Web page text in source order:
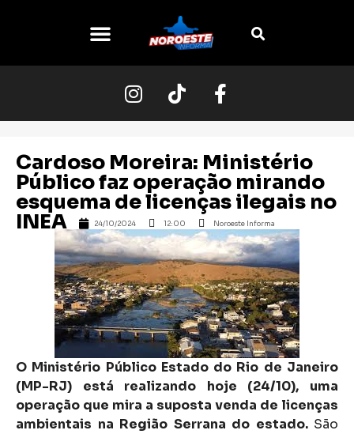
Cardoso Moreira: Ministério
Público faz operação mirando
esquema de licenças ilegais no
INEA
24/10/2024 12:00 Noroeste Informa
O Ministério Público Estado do Rio de Janeiro
(MP-RJ) está realizando hoje (24/10), uma
operação que mira a suposta venda de licenças
ambientais na Região Serrana do estado. São